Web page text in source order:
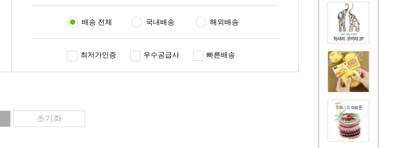
배송 전체 국내배송 해외배송
최저가인증 우수공급사 빠른배송